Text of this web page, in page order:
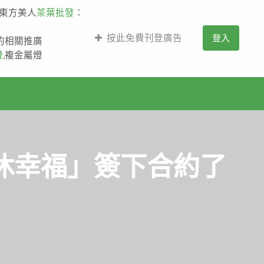
方美人 茶葉批發 ：
相關推廣
,複金屬燈
按此免費刊登廣告 登入
幸福」簽下合約了